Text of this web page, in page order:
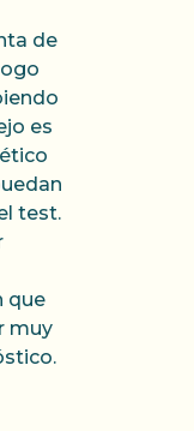
de
es
test.
que
muy